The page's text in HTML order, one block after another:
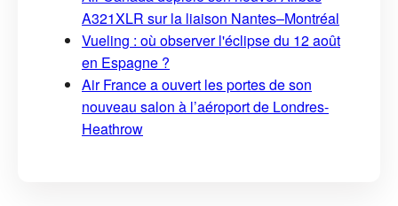
A321XLR sur la liaison Nantes–Montréal
Vueling : où observer l'éclipse du 12 août
en Espagne ?
Air France a ouvert les portes de son
nouveau salon à l’aéroport de Londres-
Heathrow